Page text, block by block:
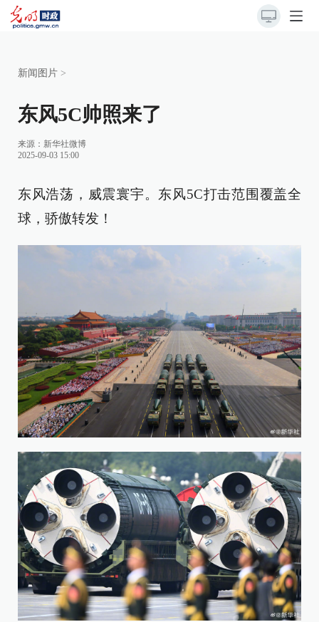
新闻图片 >
东风5C帅照来了
来源： 新华社微博
2025-09-03 15:00
东风浩荡，威震寰宇。东风5C打击范围覆盖全
球，骄傲转发！